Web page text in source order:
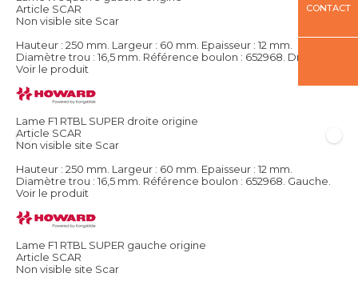
Article SCAR
Non visible site Scar
Hauteur : 250 mm. Largeur : 60 mm. Epaisseur : 12 mm.
Diamètre trou : 16,5 mm. Référence boulon : 652968. Droite.
Voir le produit
Lame F1 RTBL SUPER droite origine
Article SCAR
Non visible site Scar
Hauteur : 250 mm. Largeur : 60 mm. Epaisseur : 12 mm.
Diamètre trou : 16,5 mm. Référence boulon : 652968. Gauche.
Voir le produit
Lame F1 RTBL SUPER gauche origine
Article SCAR
Non visible site Scar
CONTACT